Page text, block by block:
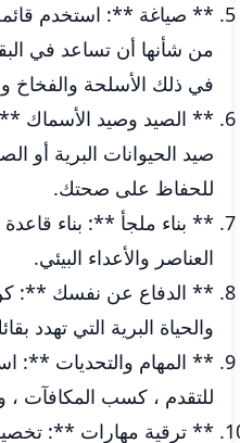
** صياغة **: استخدم قائمة
من شأنها أن تساعد في
في ذلك الأسلحة والفخاخ
** الصيد وصيد الأسماك
صيد الحيوانات البرية أو
للحفاظ على صحتك.
** بناء ملجأ **: بناء
العناصر والأعداء البيئي.
** الدفاع عن نفسك **: كن
والحياة البرية التي تهدد
** المهام والتحديات **:
للتقدم ، كسب المكافآت
** ترقية مهارات **: